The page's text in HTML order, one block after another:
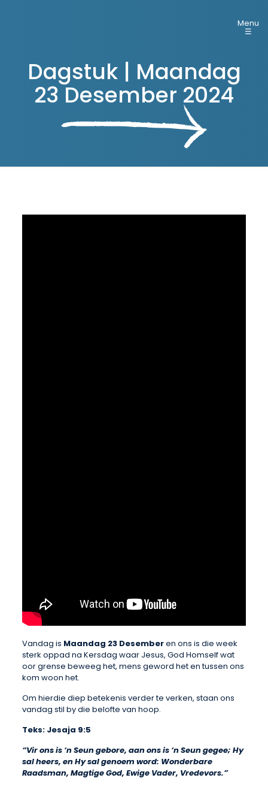
Menu
☰
Dagstuk | Maandag
23 Desember 2024
Vandag is Maandag 23 Desemberen ons is die week
sterk oppad na Kersdag waar Jesus, God Homself wat
oor grense beweeg het, mens geword het en tussen ons
kom woon het.
Om hierdie diep betekenis verder te verken, staan ons
vandag stil by die belofte van hoop.
Teks: Jesaja 9:5
“Vir ons is ‘n Seun gebore, aan ons is ‘n Seun gegee; Hy
sal heers, en Hy sal genoem word: Wonderbare
Raadsman, Magtige God, Ewige Vader, Vredevors.”